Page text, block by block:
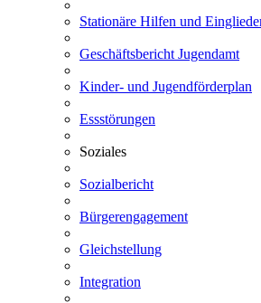
Stationäre Hilfen und
Geschäftsbericht Jugendamt
Kinder- und Jugendförderplan
Essstörungen
Soziales
Sozialbericht
Bürgerengagement
Gleichstellung
Integration